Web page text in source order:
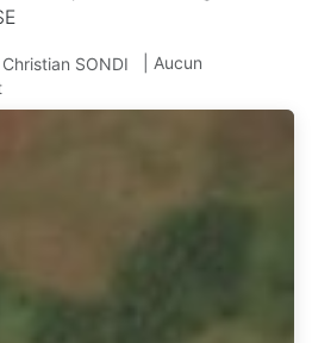
Christian SONDI
| Aucun